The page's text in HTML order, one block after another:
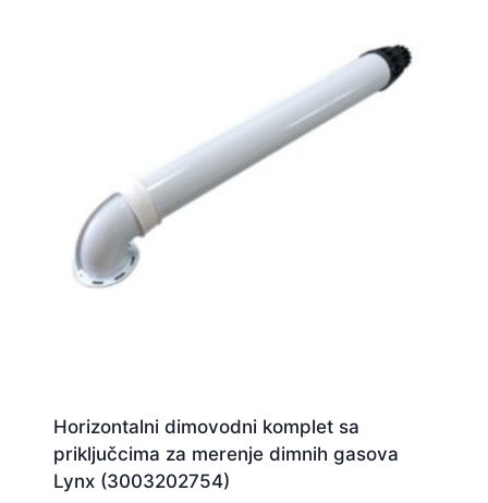
Horizontalni dimovodni komplet sa
priključcima za merenje dimnih gasova
Lynx (3003202754)